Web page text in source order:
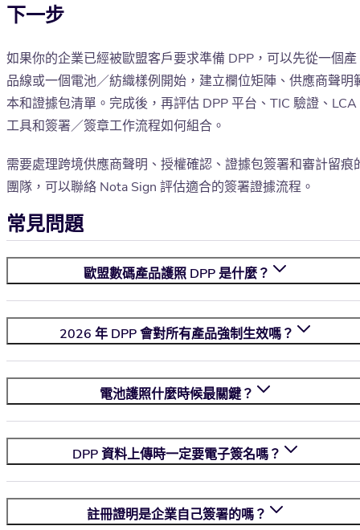
下一步
如果你的企業已經被歐盟客戶要求準備 DPP，可以先從一個產
品線或一個電池／紡織樣例開始，建立欄位矩陣、供應商聲明
本和證據包清單。完成後，再評估 DPP 平台、TIC 驗證、LCA
工具和簽署／簽章工作流程如何組合。
需要處理跨境供應商聲明、授權確認、證據包簽署和審計留痕
團隊，可以聯絡 Nota Sign 評估適合的簽署證據流程。
常見問題
歐盟數碼產品護照 DPP 是什麼？
2026 年 DPP 會對所有產品強制生效嗎？
電池護照什麼時候最關鍵？
DPP 資料上傳時一定要電子簽名嗎？
註冊證明是企業自己簽署的嗎？